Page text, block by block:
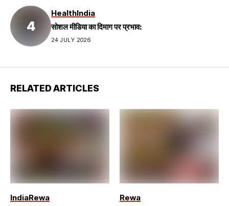
HealthIndia
सोशल मीडिया का दिमाग पर प्रभाव:
24 JULY 2026
RELATED ARTICLES
IndiaRewa Rewa